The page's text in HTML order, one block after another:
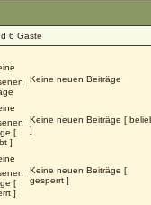
6 Gäste
Keine neuen Beiträge
Keine neuen Beiträge [
]
Keine neuen Beiträge [
gesperrt ]